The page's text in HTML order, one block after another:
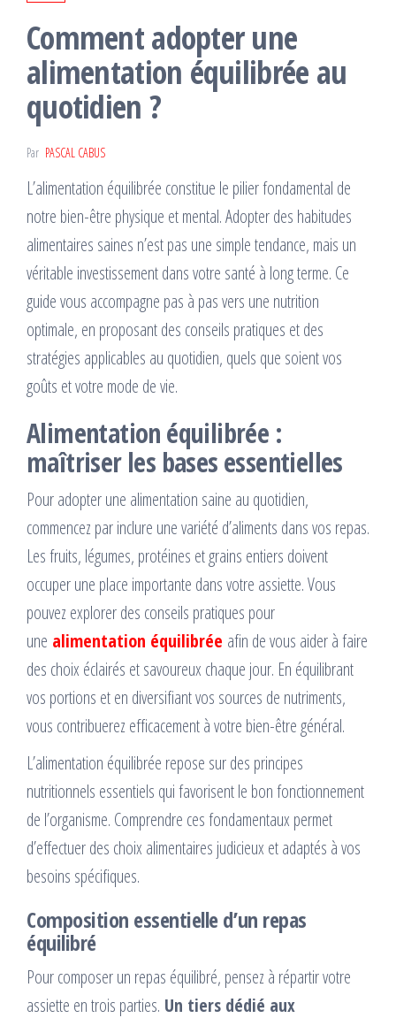
Comment adopter une
alimentation équilibrée au
quotidien ?
Par PASCAL CABUS
L’alimentation équilibrée constitue le pilier fondamental de
notre bien-être physique et mental. Adopter des habitudes
alimentaires saines n’est pas une simple tendance, mais un
véritable investissement dans votre santé à long terme. Ce
guide vous accompagne pas à pas vers une nutrition
optimale, en proposant des conseils pratiques et des
stratégies applicables au quotidien, quels que soient vos
goûts et votre mode de vie.
Alimentation équilibrée :
maîtriser les bases essentielles
Pour adopter une alimentation saine au quotidien,
commencez par inclure une variété d’aliments dans vos repas.
Les fruits, légumes, protéines et grains entiers doivent
occuper une place importante dans votre assiette. Vous
pouvez explorer des conseils pratiques pour
une alimentation équilibrée afin de vous aider à faire
des choix éclairés et savoureux chaque jour. En équilibrant
vos portions et en diversifiant vos sources de nutriments,
vous contribuerez efficacement à votre bien-être général.
L’alimentation équilibrée repose sur des principes
nutritionnels essentiels qui favorisent le bon fonctionnement
de l’organisme. Comprendre ces fondamentaux permet
d’effectuer des choix alimentaires judicieux et adaptés à vos
besoins spécifiques.
Composition essentielle d’un repas
équilibré
Pour composer un repas équilibré, pensez à répartir votre
assiette en trois parties. Un tiers dédié aux